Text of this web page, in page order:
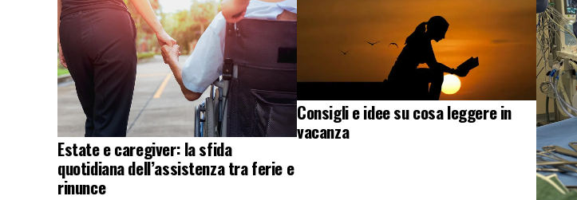
Estate e caregiver: la sfida
quotidiana dell’assistenza tra ferie e
rinunce
Consigli e idee su cosa leggere in
vacanza